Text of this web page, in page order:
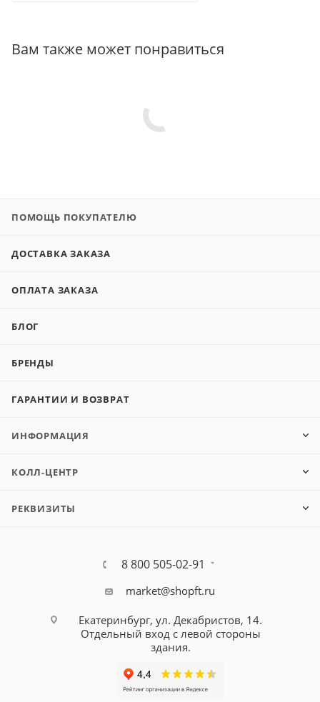
Вам также может понравиться
ПОМОЩЬ ПОКУПАТЕЛЮ
ДОСТАВКА ЗАКАЗА
ОПЛАТА ЗАКАЗА
БЛОГ
БРЕНДЫ
ГАРАНТИИ И ВОЗВРАТ
ИНФОРМАЦИЯ
КОЛЛ-ЦЕНТР
РЕКВИЗИТЫ
8 800 505-02-91
market@shopft.ru
Екатеринбург, ул. Декабристов, 14.
Отдельный вход с левой стороны
здания.